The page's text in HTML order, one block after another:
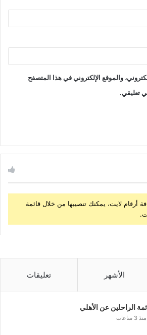
والموقع الإلكتروني في هذا المتصفح
تعليقي.
أرقام لايت، يمكنك تنصيبها من خلال قائمة
الأشهر تعليقات
الراحلين عن الأهلي
منذ 3 ساعات